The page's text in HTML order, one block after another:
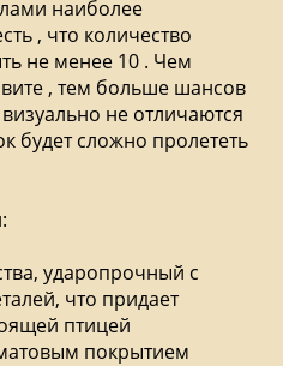
наиболее
, что количество
не менее 10 . Чем
, тем больше шансов
не отличаются
будет сложно пролететь
ударопрочный с
что придает
птицей
покрытием